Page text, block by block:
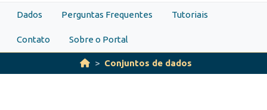
Dados Perguntas Frequentes Tutoriais
Contato Sobre o Portal
Conjuntos de dados